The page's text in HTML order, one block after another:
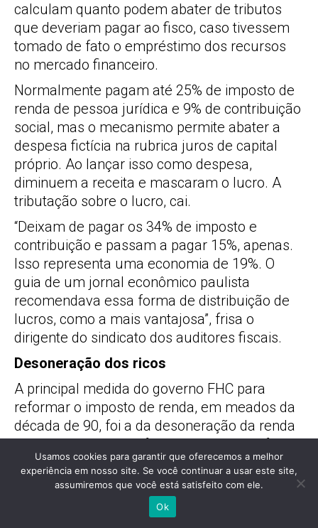
calculam quanto podem abater de tributos
que deveriam pagar ao fisco, caso tivessem
tomado de fato o empréstimo dos recursos
no mercado financeiro.
Normalmente pagam até 25% de imposto de
renda de pessoa jurídica e 9% de contribuição
social, mas o mecanismo permite abater a
despesa fictícia na rubrica juros de capital
próprio. Ao lançar isso como despesa,
diminuem a receita e mascaram o lucro. A
tributação sobre o lucro, cai.
“Deixam de pagar os 34% de imposto e
contribuição e passam a pagar 15%, apenas.
Isso representa uma economia de 19%. O
guia de um jornal econômico paulista
recomendava essa forma de distribuição de
lucros, como a mais vantajosa”, frisa o
dirigente do sindicato dos auditores fiscais.
Desoneração dos ricos
A principal medida do governo FHC para
reformar o imposto de renda, em meados da
década de 90, foi a da desoneração da renda
do capital. A pessoa física, ao contrário, foi
penalizada com o congelamento da tabela. E
mais pessoas tiveram de passar a declarar à
Receita. “A tabela ficou congelada por cinco
anos e provocou uma defasagem de 35%. No
Usamos cookies para garantir que oferecemos a melhor
experiência em nosso site. Se você continuar a usar este site,
assumiremos que você está satisfeito com ele.
Ok